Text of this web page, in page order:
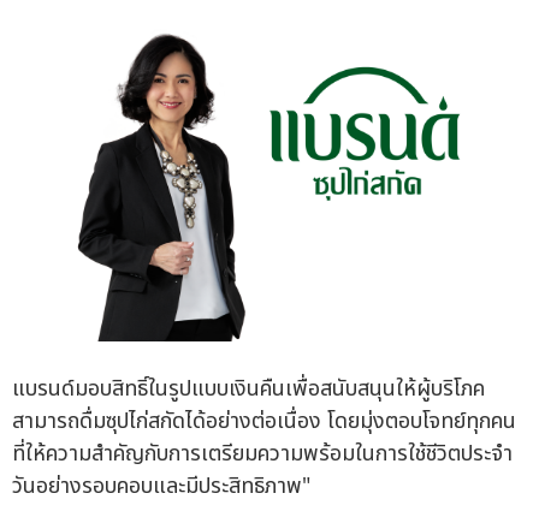
แบรนด์มอบสิทธิ์ในรูปแบบเงินคืนเพื่อสนับสนุนให้ผู้บริโภค
สามารถดื่มซุปไก่สกัดได้อย่างต่อเนื่อง โดยมุ่งตอบโจทย์ทุกคน
ที่ให้ความสำคัญกับการเตรียมความพร้อมในการใช้ชีวิตประจำ
วันอย่างรอบคอบและมีประสิทธิภาพ"